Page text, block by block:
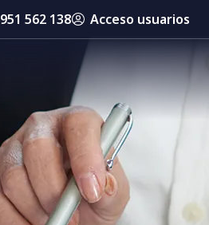
951 562 138 Acceso usuarios